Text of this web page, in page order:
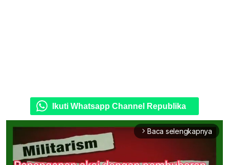
Ikuti Whatsapp Channel Republika
arrow_forward_ios Baca selengkapnya